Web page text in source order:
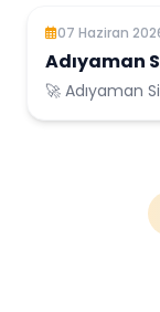
07 Haziran
Adıyaman
Hizmetleri
🚀 Adıyaman